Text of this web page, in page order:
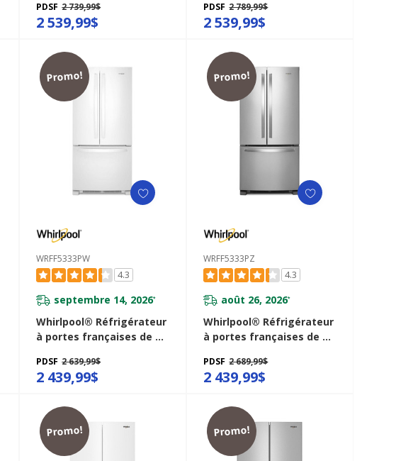
tiroir à températures
flexibles de 29 pi cu
PDSF 2 739,99$
2 539,99$
PDSF 2 789,99$
2 539,99$
Promo!
WRFF5333PW
4.3
septembre 14, 2026*
Whirlpool® Réfrigérateur
à portes françaises de 33
PDSF 2 639,99$
2 439,99$
Promo!
WRFF5333PZ
4.3
août 26, 2026*
Whirlpool® Réfrigérateur
à portes françaises de 33
PDSF 2 689,99$
2 439,99$
Promo! Promo!